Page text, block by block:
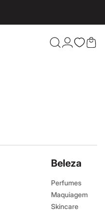
Confira
Beleza
Perfumes
Maquiagem
Skincare